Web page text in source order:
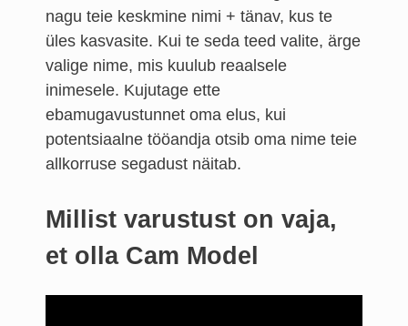
nagu teie keskmine nimi + tänav, kus te
üles kasvasite. Kui te seda teed valite, ärge
valige nime, mis kuulub reaalsele
inimesele. Kujutage ette
ebamugavustunnet oma elus, kui
potentsiaalne tööandja otsib oma nime teie
allkorruse segadust näitab.
Millist varustust on vaja,
et olla Cam Model